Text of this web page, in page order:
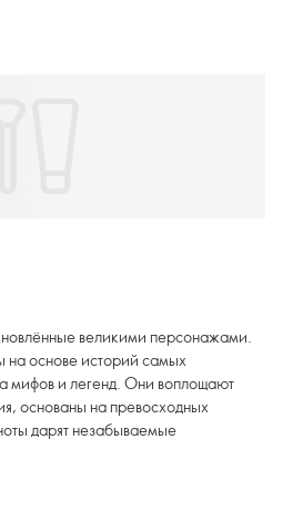
великими персонажами.
на основе историй самых
мифов и легенд. Они воплощают
основаны на превосходных
дарят незабываемые